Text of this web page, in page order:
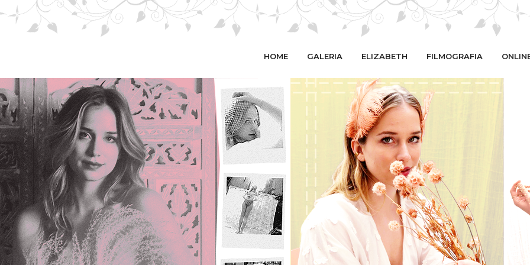
HOME GALERIA ELIZABETH FILMOGRAFIA